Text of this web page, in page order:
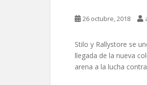
26 octubre, 2018
Stilo y Rallystore se
llegada de la nueva
arena a la lucha